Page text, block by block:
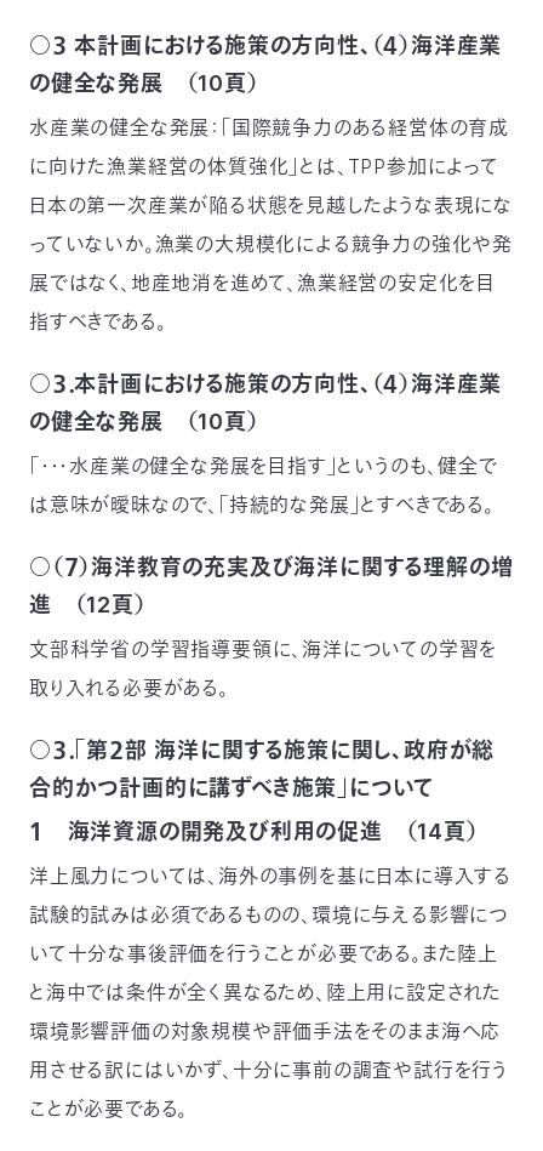
○３ 本計画における施策の方向性、（４）海洋産業
の健全な発展 （10頁）
水産業の健全な発展：「国際競争力のある経営体の育成
に向けた漁業経営の体質強化」とは、TPP参加によって
日本の第一次産業が陥る状態を見越したような表現にな
っていないか。漁業の大規模化による競争力の強化や発
展ではなく、地産地消を進めて、漁業経営の安定化を目
指すべきである。
○３．本計画における施策の方向性、（４）海洋産業
の健全な発展 （10頁）
「・・・水産業の健全な発展を目指す」というのも、健全で
は意味が曖昧なので、「持続的な発展」とすべきである。
○（７）海洋教育の充実及び海洋に関する理解の増
進 （12頁）
文部科学省の学習指導要領に、海洋についての学習を
取り入れる必要がある。
○３．「第２部 海洋に関する施策に関し、政府が総
合的かつ計画的に講ずべき施策」について
１ 海洋資源の開発及び利用の促進 （14頁）
洋上風力については、海外の事例を基に日本に導入する
試験的試みは必須であるものの、環境に与える影響につ
いて十分な事後評価を行うことが必要である。また陸上
と海中では条件が全く異なるため、陸上用に設定された
環境影響評価の対象規模や評価手法をそのまま海へ応
用させる訳にはいかず、十分に事前の調査や試行を行う
ことが必要である。